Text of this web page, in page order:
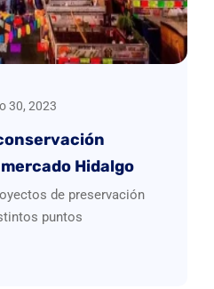
30, 2023
Hidalgo
de preservación
puntos